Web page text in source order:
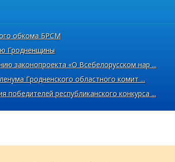
обкома БРСМ
Гродненщины
законопроекта «О Всебелорусском нар ...
Гродненского областного комит ...
республиканского конкурса ...